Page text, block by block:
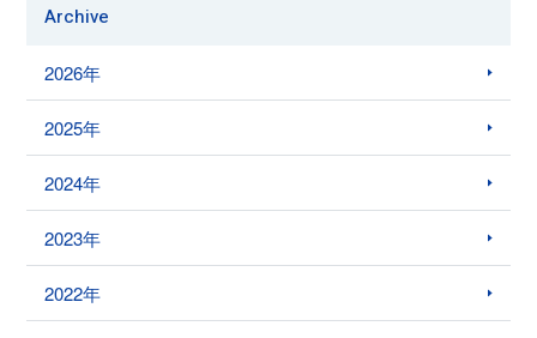
Archive
2026年
2025年
2024年
2023年
2022年